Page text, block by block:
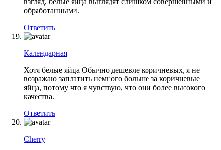
обработанными.
Ответить
Календарная
Хотя белые яйца Обычно дешевле коричневых, я не
возражаю заплатить немного больше за коричневые
яйца, потому что я чувствую, что они более высокого
качества.
Ответить
Cherry